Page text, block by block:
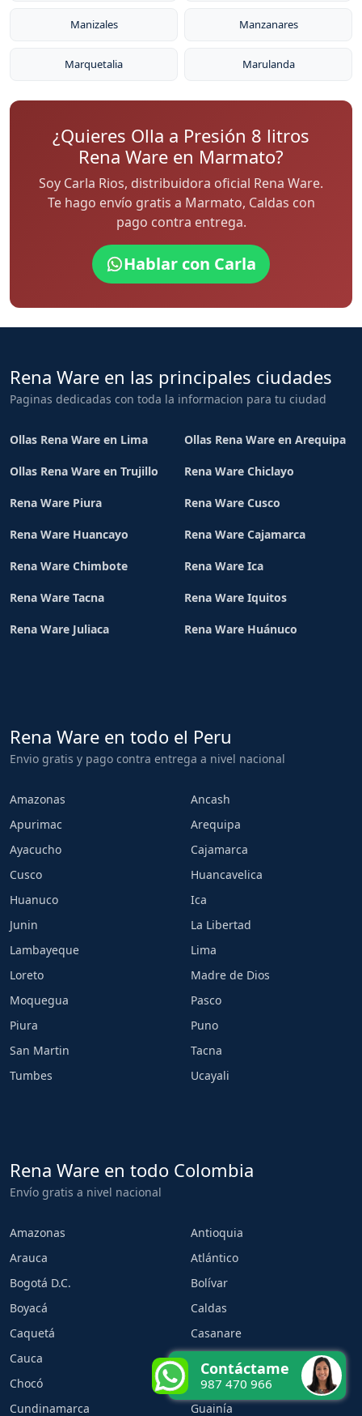
Manizales Manzanares
Marquetalia Marulanda
¿Quieres Olla a Presión 8 litros
Rena Ware en Marmato?
Soy Carla Rios, distribuidora oficial Rena Ware.
Te hago envío gratis a Marmato, Caldas con
pago contra entrega.
Hablar con Carla
Rena Ware en las principales ciudades
Paginas dedicadas con toda la informacion para tu ciudad
Ollas Rena Ware en Lima Ollas Rena Ware en Arequipa
Ollas Rena Ware en Trujillo Rena Ware Chiclayo
Rena Ware Piura Rena Ware Cusco
Rena Ware Huancayo Rena Ware Cajamarca
Rena Ware Chimbote Rena Ware Ica
Rena Ware Tacna Rena Ware Iquitos
Rena Ware Juliaca Rena Ware Huánuco
Rena Ware en todo el Peru
Envio gratis y pago contra entrega a nivel nacional
Amazonas
Ancash
Apurimac
Arequipa
Ayacucho
Cajamarca
Cusco
Huancavelica
Huanuco
Ica
Junin
La Libertad
Lambayeque
Lima
Loreto
Madre de Dios
Moquegua
Pasco
Piura
Puno
San Martin
Tacna
Tumbes
Ucayali
Rena Ware en todo Colombia
Envío gratis a nivel nacional
Amazonas
Antioquia
Arauca
Atlántico
Bogotá D.C.
Bolívar
Boyacá
Caldas
Caquetá
Casanare
Cauca
Chocó
Córdoba
Cundinamarca
Guainía
Contáctame
987 470 966